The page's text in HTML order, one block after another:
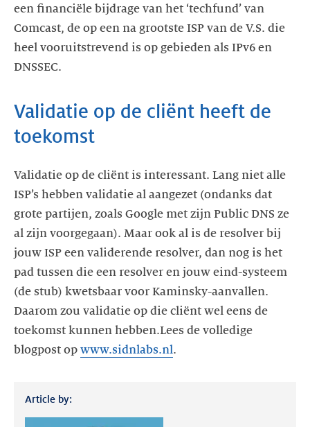
een financiële bijdrage van het ‘techfund’ van
Comcast, de op een na grootste ISP van de V.S. die
heel vooruitstrevend is op gebieden als IPv6 en
DNSSEC.
Validatie op de cliënt heeft de
toekomst
Validatie op de cliënt is interessant. Lang niet alle
ISP’s hebben validatie al aangezet (ondanks dat
grote partijen, zoals Google met zijn Public DNS ze
al zijn voorgegaan). Maar ook al is de resolver bij
jouw ISP een validerende resolver, dan nog is het
pad tussen die een resolver en jouw eind-systeem
(de stub) kwetsbaar voor Kaminsky-aanvallen.
Daarom zou validatie op die cliënt wel eens de
toekomst kunnen hebben.Lees de volledige
blogpost op www.sidnlabs.nl.
Article by: